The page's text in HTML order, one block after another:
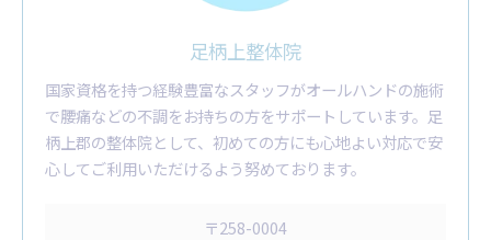
足柄上整体院
国家資格を持つ経験豊富なスタッフがオールハンドの施術
で腰痛などの不調をお持ちの方をサポートしています。足
柄上郡の整体院として、初めての方にも心地よい対応で安
心してご利用いただけるよう努めております。
〒258-0004